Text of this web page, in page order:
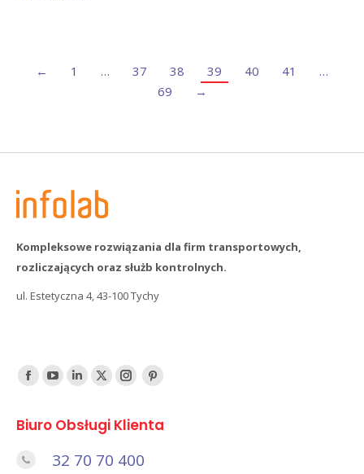
← 1 … 37 38 39 40 41
…
69
→
Kompleksowe rozwiązania dla firm transportowych,
rozliczających oraz służb kontrolnych.
ul. Estetyczna 4, 43-100 Tychy
Find us on:
FacebookYouTube
LinkedTwitterInstagramPinterest
Biuro Obsługi Klienta
32 70 70 400